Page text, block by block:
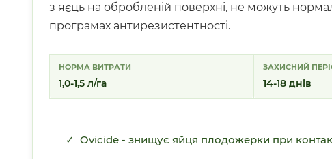
з яєць на обробленій поверхні, не можуть
програмах антирезистентності.
НОРМА ВИТРАТИ
1,0-1,5 л/га
ЗАХИСНИЙ
14-18 днів
✓ Ovicide - знищує яйця плодожерки при